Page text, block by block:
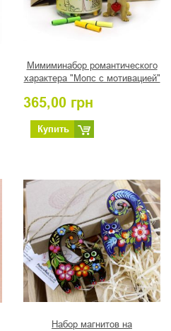
Мимиминабор романтического
характера "Мопс с мотивацией"
365,00 грн
Купить
Набор магнитов на